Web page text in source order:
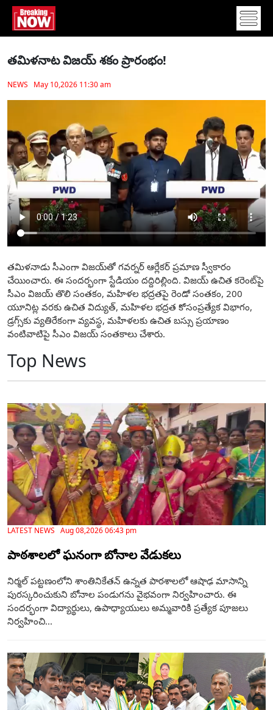
త‌మిళ‌నాట విజయ్ శ‌కం ప్రారంభం!
NEWS May 10,2026 11:30 am
త‌మిళ‌నాడు సీఎంగా విజయ్‌తో గవర్నర్‌ ఆర్లేకర్ ప్రమాణ స్వీకారం
చేయించారు. ఈ సందర్భంగా స్టేడియం దద్దిరిల్లింది. విజ‌య్ ఉచిత కరెంట్‌పై
సీఎం విజయ్‌ తొలి సంతకం, మహిళల భద్రతపై రెండో సంతకం, 200
యూనిట్ల వరకు ఉచిత విద్యుత్‌, మహిళల భద్రత కోసంప్రత్యేక విభాగం,
డ్రగ్స్‌కు వ్యతిరేకంగా వ్యవస్థ, మహిళలకు ఉచిత బస్సు ప్రయాణం
వంటివాటిపై సీఎం విజ‌య్ సంత‌కాలు చేశారు.
Top News
LATEST NEWS Aug 08,2026 06:43 pm
పాఠశాలలో ఘనంగా బోనాల వేడుకలు
నిర్మల్ పట్టణంలోని శాంతినికేతన్ ఉన్నత పాఠశాలలో ఆషాఢ మాసాన్ని
పురస్కరించుకుని బోనాల పండుగను వైభవంగా నిర్వహించారు. ఈ
సందర్భంగా విద్యార్థులు, ఉపాధ్యాయులు అమ్మవారికి ప్రత్యేక పూజలు
నిర్వహించి...